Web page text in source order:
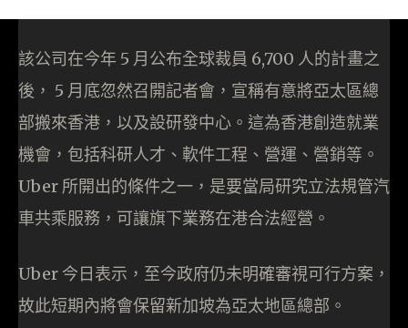
該公司在今年 5 月公布全球裁員 6,700 人的計畫之
後， 5 月底忽然召開記者會，宣稱有意將亞太區總
部搬來香港，以及設研發中心。這為香港創造就業
機會，包括科研人才、軟件工程、營運、營銷等。
Uber 所開出的條件之一，是要當局研究立法規管汽
車共乘服務，可讓旗下業務在港合法經營。
Uber 今日表示，至今政府仍未明確審視可行方案，
故此短期內將會保留新加坡為亞太地區總部。